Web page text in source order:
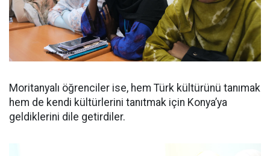
Moritanyalı öğrenciler ise, hem Türk kültürünü tanımak
hem de kendi kültürlerini tanıtmak için Konya’ya
geldiklerini dile getirdiler.